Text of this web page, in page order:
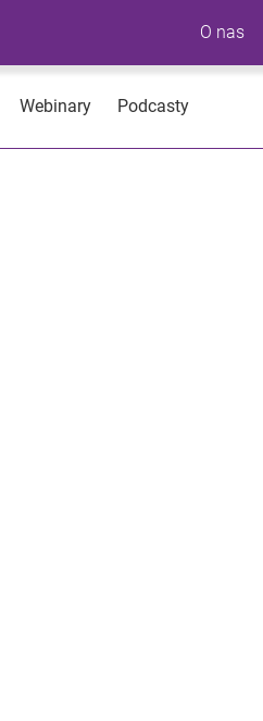
O nas
Webinary Podcasty